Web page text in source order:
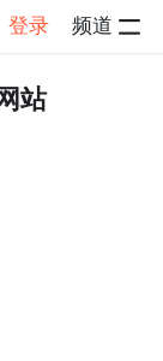
登录 频道
站